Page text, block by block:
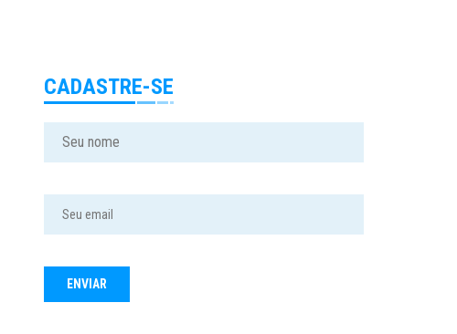
CADASTRE-SE